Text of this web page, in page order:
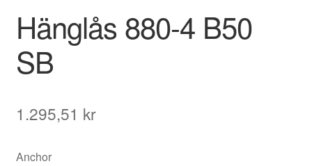
Hänglås 880-4 B50
SB
1.295,51 kr
Anchor